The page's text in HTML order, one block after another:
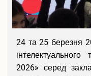
24 та 25 березня
2026» серед